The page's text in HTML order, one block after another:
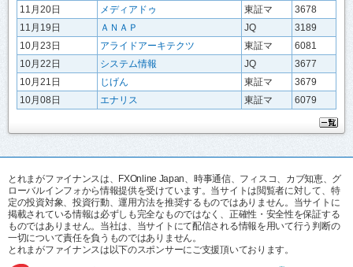
11月20日 メディアドゥ 東証マ
3678
11月19日
ＡＮＡＰ JQ
3189
10月23日
アライドアーキテクツ 東証マ
6081
10月22日
システム情報 JQ
3677
10月21日
じげん 東証マ
3679
10月08日
エナリス 東証マ 6079
とれまがファイナンスは、FXOnline Japan、時事通信、フィスコ、カブ知恵、グ
ローバルインフォから情報提供を受けています。当サイトは閲覧者に対して、特
定の投資対象、投資行動、運用方法を推奨するものではありません。当サイトに
掲載されている情報は必ずしも完全なものではなく、正確性・安全性を保証する
ものではありません。当社は、当サイトにて配信される情報を用いて行う判断の
一切について責任を負うものではありません。
とれまがファイナンスは以下のスポンサーにご支援頂いております。